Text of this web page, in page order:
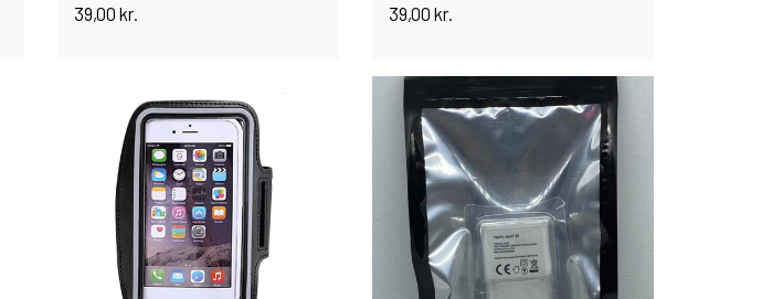
39,00 kr.
39,00 kr.